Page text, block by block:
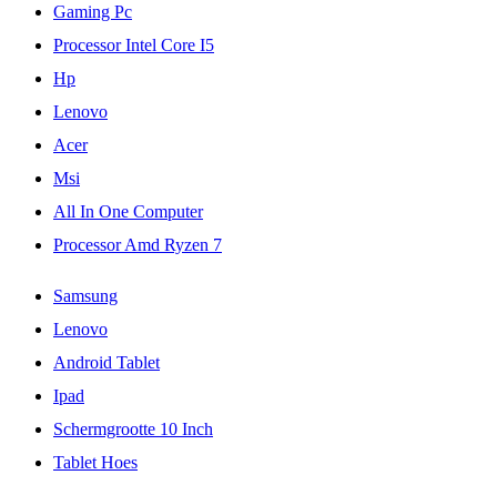
Gaming Pc
Processor Intel Core I5
Hp
Lenovo
Acer
Msi
All In One Computer
Processor Amd Ryzen 7
Samsung
Lenovo
Android Tablet
Ipad
Schermgrootte 10 Inch
Tablet Hoes